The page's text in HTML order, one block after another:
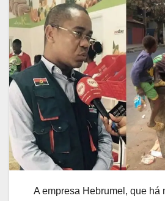
A empresa Hebrumel, que há